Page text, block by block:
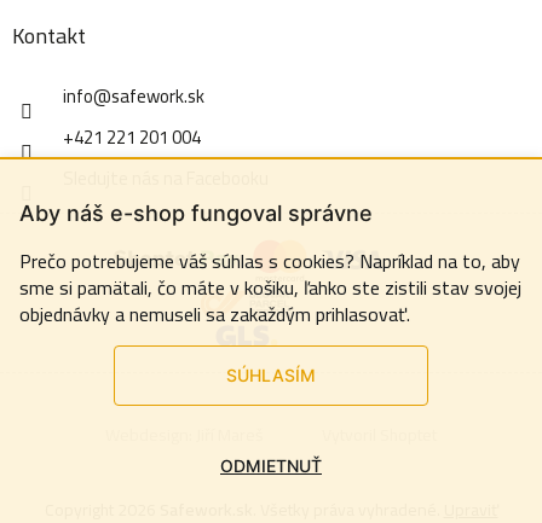
Aby náš e-shop fungoval správne
Prečo potrebujeme váš súhlas s cookies? Napríklad na to, aby
sme si pamätali, čo máte v košiku, ľahko ste zistili stav svojej
objednávky a nemuseli sa zakaždým prihlasovať.
SÚHLASÍM
ODMIETNUŤ
Kontakt
info@safework.sk
+421 221 201 004